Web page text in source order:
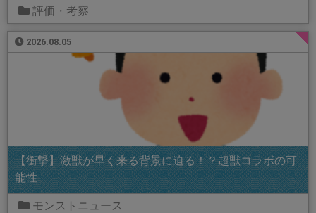
評価・考察
2026.08.05
【衝撃】激獣が早く来る背景に迫る！？超獣コラボの可
能性
モンストニュース